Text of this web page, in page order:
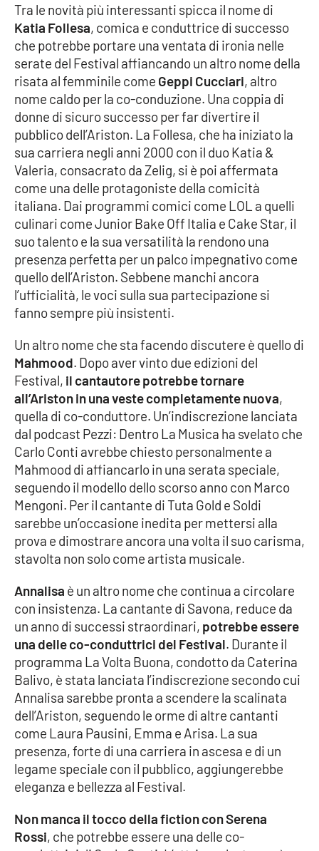
Sanità
Società
Sport
RUBRICHE
Good Morning Vietnam
Parchi Marini Calabria
Leggendo Alvaro insieme
Imprese Di Calabria
Venti di comunicazione
STREAMING
LaC TV
LaC Network
LaC OnAir
LOCALI
Catanzaro
Crotone
Vibo Valentia
Reggio Calabria
Cosenza
Lamezia Terme
Tra le novità più interessanti spicca il nome di
Katia Follesa, comica e conduttrice di successo
che potrebbe portare una ventata di ironia nelle
serate del Festival affiancando un altro nome della
risata al femminile come Geppi Cucciari, altro
nome caldo per la co-conduzione. Una coppia di
donne di sicuro successo per far divertire il
pubblico dell’Ariston. La Follesa, che ha iniziato la
sua carriera negli anni 2000 con il duo Katia &
Valeria, consacrato da Zelig, si è poi affermata
come una delle protagoniste della comicità
italiana. Dai programmi comici come LOL a quelli
culinari come Junior Bake Off Italia e Cake Star, il
suo talento e la sua versatilità la rendono una
presenza perfetta per un palco impegnativo come
quello dell’Ariston. Sebbene manchi ancora
l’ufficialità, le voci sulla sua partecipazione si
fanno sempre più insistenti.
Un altro nome che sta facendo discutere è quello di
Mahmood. Dopo aver vinto due edizioni del
Festival, il cantautore potrebbe tornare
all’Ariston in una veste completamente nuova,
quella di co-conduttore. Un’indiscrezione lanciata
dal podcast Pezzi: Dentro La Musica ha svelato che
Carlo Conti avrebbe chiesto personalmente a
Mahmood di affiancarlo in una serata speciale,
seguendo il modello dello scorso anno con Marco
Mengoni. Per il cantante di Tuta Gold e Soldi
sarebbe un’occasione inedita per mettersi alla
prova e dimostrare ancora una volta il suo carisma,
stavolta non solo come artista musicale.
Annalisa è un altro nome che continua a circolare
con insistenza. La cantante di Savona, reduce da
un anno di successi straordinari, potrebbe essere
una delle co-conduttrici del Festival. Durante il
programma La Volta Buona, condotto da Caterina
Balivo, è stata lanciata l’indiscrezione secondo cui
Annalisa sarebbe pronta a scendere la scalinata
dell’Ariston, seguendo le orme di altre cantanti
come Laura Pausini, Emma e Arisa. La sua
presenza, forte di una carriera in ascesa e di un
legame speciale con il pubblico, aggiungerebbe
eleganza e bellezza al Festival.
Non manca il tocco della fiction con Serena
Rossi, che potrebbe essere una delle co-